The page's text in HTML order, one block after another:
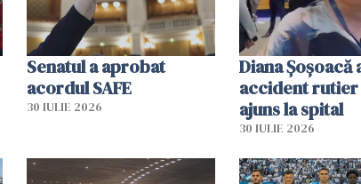
Senatul a aprobat
acordul SAFE
30 IULIE 2026
Diana Șoșoacă
accident rutier
ajuns la spital
30 IULIE 2026